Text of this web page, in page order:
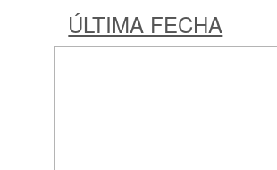
ÚLTIMA FECHA